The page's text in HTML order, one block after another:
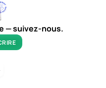
— suivez-nous.